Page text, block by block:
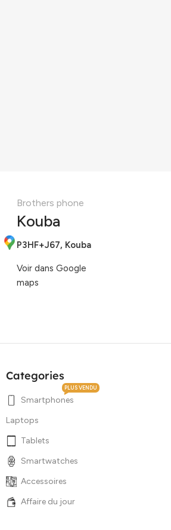
Brothers phone
Kouba
P3HF+J67, Kouba
Voir dans Google
maps
Categories
Smartphones
PLUS VENDU
Laptops
Tablets
Smartwatches
Accessoires
Affaire du jour